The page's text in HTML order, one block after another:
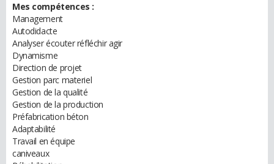
Mes compétences :
Management
Autodidacte
Analyser écouter réfléchir agir
Dynamisme
Direction de projet
Gestion parc materiel
Gestion de la qualité
Gestion de la production
Préfabrication béton
Adaptabilité
Travail en équipe
caniveaux